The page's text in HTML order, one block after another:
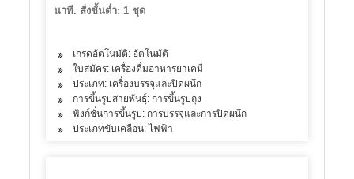
นาที. สั่งขั้นต่ำ: 1 ชุด
เกรดอัตโนมัติ: อัตโนมัติ
ใบสมัคร: เครื่องดื่มอาหารยาเคมี
ประเภท: เครื่องบรรจุและปิดผนึก
การขึ้นรูปสายพันธุ์: การขึ้นรูปถุง
ฟังก์ชั่นการขึ้นรูป: การบรรจุและการปิดผนึก
ประเภทขับเคลื่อน: ไฟฟ้า